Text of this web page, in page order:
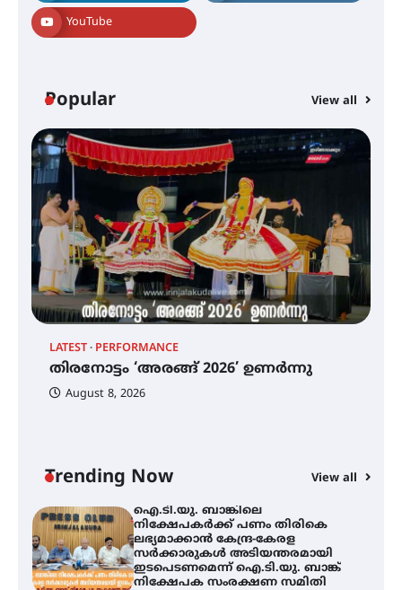
YouTube
Popular View all
LATEST PERFORMANCE
തിരനോട്ടം ‘അരങ്ങ് 2026’ ഉണർന്നു
August 8, 2026
Trending Now View all
ശക്തമായ മഴ തുടരുന്നു – തൃശൂർ
ജില്ലയിൽ എല്ലാ വിദ്യാഭ്യാസ
എം.ജി. യൂണിവേഴ്‌സിറ്റിയിൽ നിന്ന്
ഇംഗ്ളീഷ് സാഹിത്യത്തിൽ
ഡോക്ടറേറ്റ് നേടിയ എൻ. ആര്യ
ട്യുണീഷ്യൻ ചിത്രം ” ദി വോയിസ്
ഓഫ് ഹിന്ദ് റജബ് ” ഇരിങ്ങാലക്കുട
ഫിലിം സൊസൈറ്റി ആഗസ്റ്റ് 7
വെള്ളിയാഴ്ച സ്‌ക്രീൻ ചെയ്യുന്നു
തിരനോട്ടം ‘അരങ്ങ് 2026’ ഉണർന്നു
ഇടപെടണമെന്ന് ഐ.ടി.യു. ബാങ്ക്
നിക്ഷേപക സംരക്ഷണ സമിതി
ശക്തമായ കാറ്റിന് സാധ്യത –
ആഗസ്റ്റ് 12 വരെ മഴ തുടരും,
തൃശൂർ ജില്ലയിൽ മഞ്ഞ അലർട്ട്